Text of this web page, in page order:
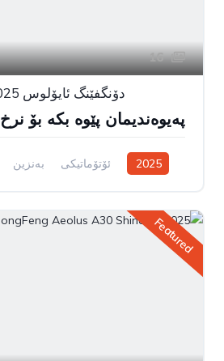
16
دۆنگفێنگ ئایۆلوس A30 Shine E1 2025
پەیوەندیمان پێوە بکە بۆ نرخ
2025 ئۆتۆماتیکی
بەنزین
Featured